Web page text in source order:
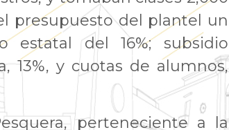
presupuesto del plantel un
estatal del 16%; subsidio
13%, y cuotas de alumnos,
perteneciente a la